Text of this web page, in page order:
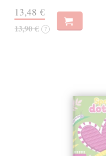
13,48 €
13,90 € ?